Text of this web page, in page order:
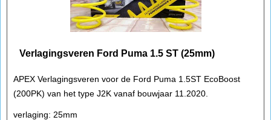
Verlagingsveren Ford Puma 1.5 ST (25mm)
APEX Verlagingsveren voor de Ford Puma 1.5ST EcoBoost
(200PK) van het type J2K vanaf bouwjaar 11.2020.
verlaging: 25mm